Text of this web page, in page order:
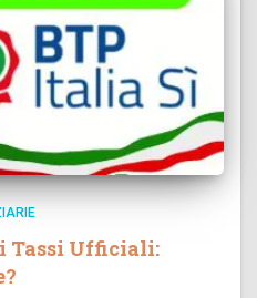
Tassi Ufficiali: